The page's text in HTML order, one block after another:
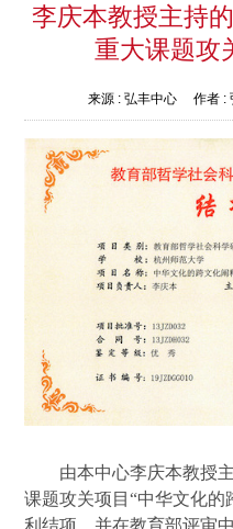
李庆本教授主持
重大课题攻
来源 : 弘丰中心作者 :
由本中心李庆本教授
课题攻关项目“中华文化的